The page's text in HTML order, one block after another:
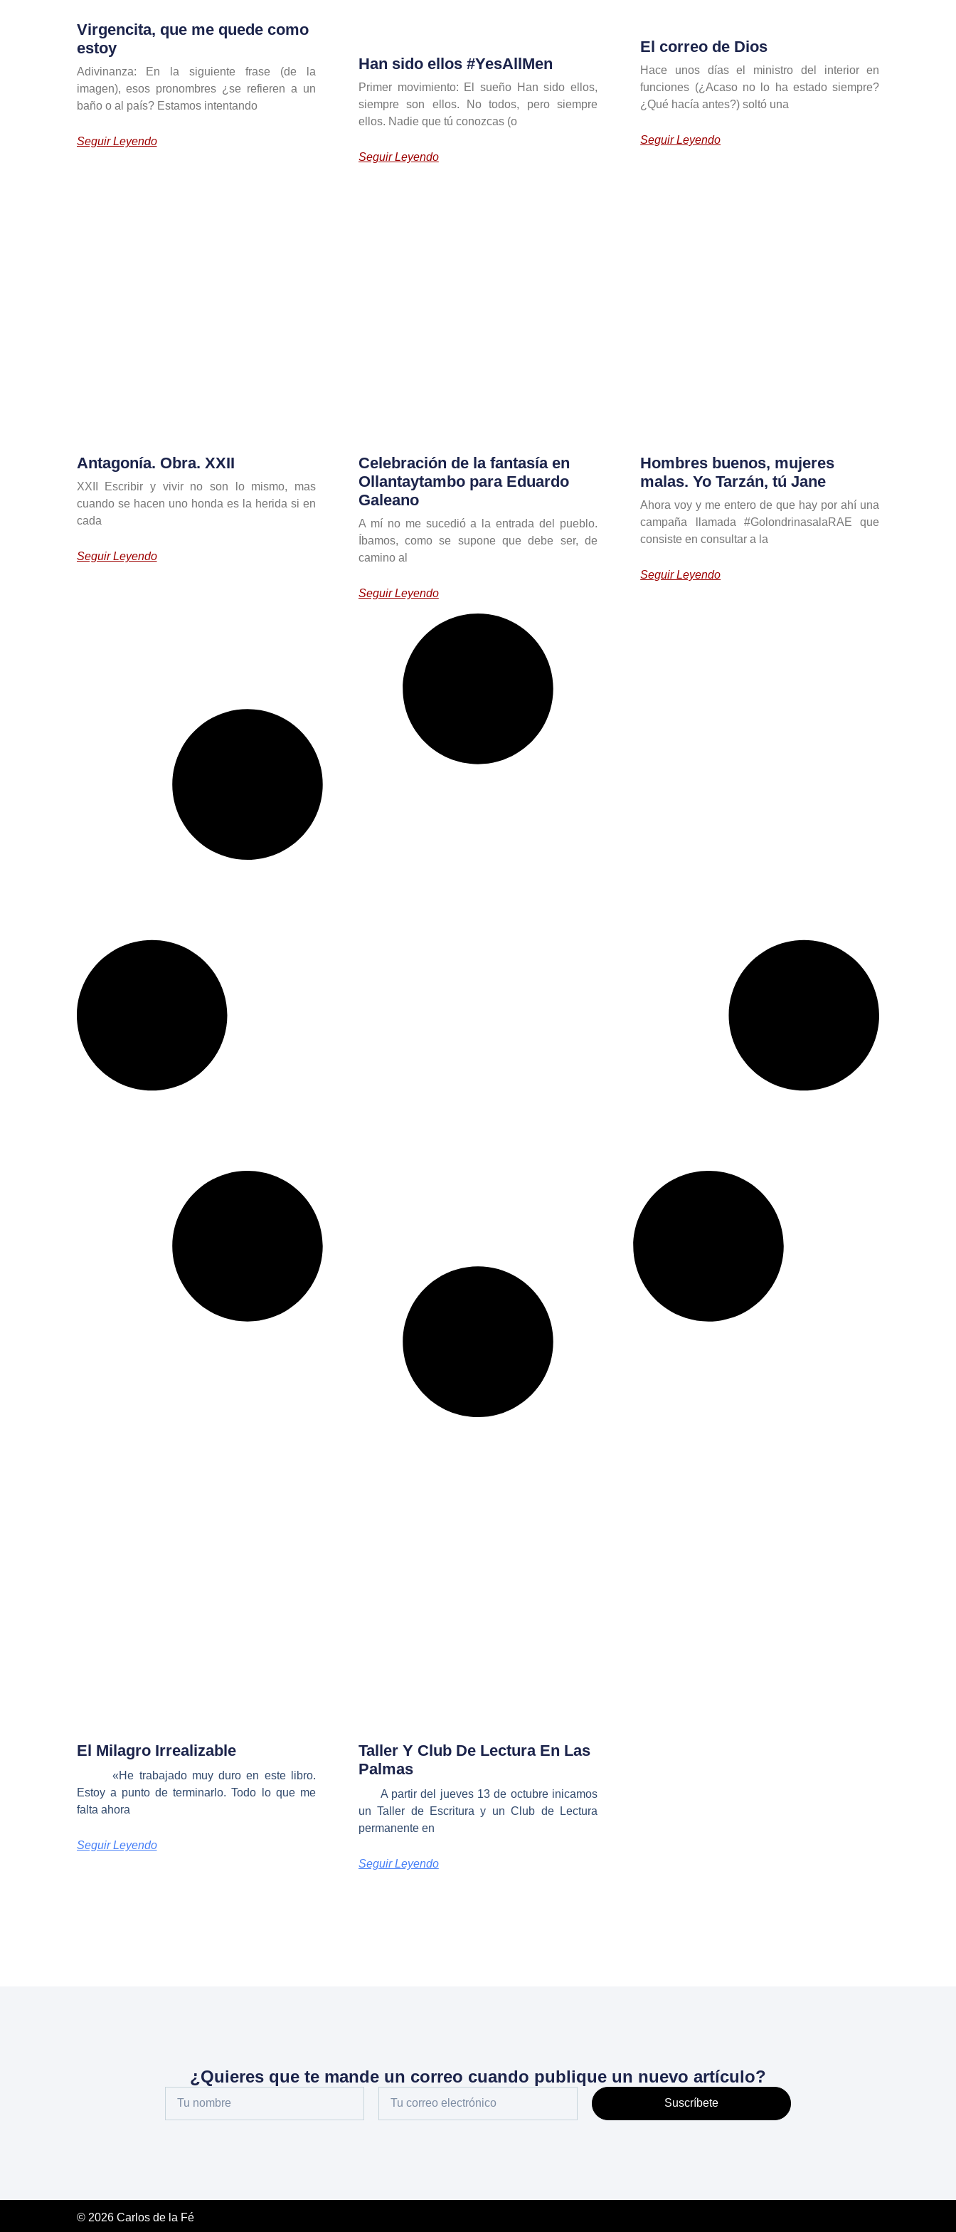
Virgencita, que me quede como
estoy
Adivinanza: En la siguiente frase (de la
imagen), esos pronombres ¿se refieren a un
baño o al país? Estamos intentando
Seguir Leyendo
Han sido ellos #YesAllMen
Primer movimiento: El sueño Han sido ellos,
siempre son ellos. No todos, pero siempre
ellos. Nadie que tú conozcas (o
Seguir Leyendo
El correo de Dios
Hace unos días el ministro del interior en
funciones (¿Acaso no lo ha estado siempre?
¿Qué hacía antes?) soltó una
Seguir Leyendo
Antagonía. Obra. XXII
XXII Escribir y vivir no son lo mismo, mas
cuando se hacen uno honda es la herida si en
cada
Seguir Leyendo
Celebración de la fantasía en
Ollantaytambo para Eduardo
Galeano
A mí no me sucedió a la entrada del pueblo.
Íbamos, como se supone que debe ser, de
camino al
Seguir Leyendo
Hombres buenos, mujeres
malas. Yo Tarzán, tú Jane
Ahora voy y me entero de que hay por ahí una
campaña llamada #GolondrinasalaRAE que
consiste en consultar a la
Seguir Leyendo
El Milagro Irrealizable
«He trabajado muy duro en este libro.
Estoy a punto de terminarlo. Todo lo que me
falta ahora
Seguir Leyendo
Taller Y Club De Lectura En Las
Palmas
A partir del jueves 13 de octubre inicamos
un Taller de Escritura y un Club de Lectura
permanente en
Seguir Leyendo
¿Quieres que te mande un correo cuando publique un nuevo artículo?
Suscríbete
© 2026 Carlos de la Fé